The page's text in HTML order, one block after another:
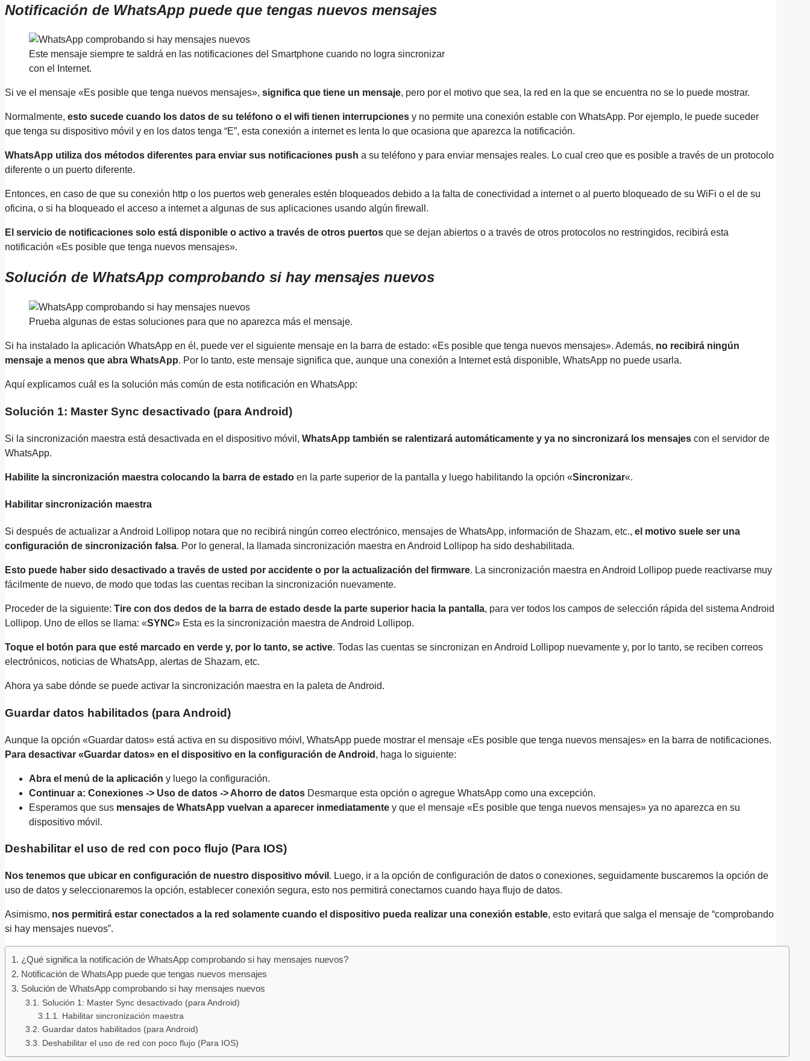
Notificación de WhatsApp puede que tengas nuevos mensajes
Este mensaje siempre te saldrá en las notificaciones del Smartphone cuando no logra sincronizar
con el Internet.
Si ve el mensaje «Es posible que tenga nuevos mensajes», significa que tiene un mensaje, pero por el motivo que sea, la red en la que se encuentra no se lo puede mostrar.
Normalmente, esto sucede cuando los datos de su teléfono o el wifi tienen interrupciones y no permite una conexión estable con WhatsApp. Por ejemplo, le puede suceder
que tenga su dispositivo móvil y en los datos tenga “E”, esta conexión a internet es lenta lo que ocasiona que aparezca la notificación.
WhatsApp utiliza dos métodos diferentes para enviar sus notificaciones push a su teléfono y para enviar mensajes reales. Lo cual creo que es posible a través de un protocolo
diferente o un puerto diferente.
Entonces, en caso de que su conexión http o los puertos web generales estén bloqueados debido a la falta de conectividad a internet o al puerto bloqueado de su WiFi o el de su
oficina, o si ha bloqueado el acceso a internet a algunas de sus aplicaciones usando algún firewall.
El servicio de notificaciones solo está disponible o activo a través de otros puertos que se dejan abiertos o a través de otros protocolos no restringidos, recibirá esta
notificación «Es posible que tenga nuevos mensajes».
Solución de WhatsApp comprobando si hay mensajes nuevos
Prueba algunas de estas soluciones para que no aparezca más el mensaje.
Si ha instalado la aplicación WhatsApp en él, puede ver el siguiente mensaje en la barra de estado: «Es posible que tenga nuevos mensajes». Además, no recibirá ningún
mensaje a menos que abra WhatsApp. Por lo tanto, este mensaje significa que, aunque una conexión a Internet está disponible, WhatsApp no ​​puede usarla.
Aquí explicamos cuál es la solución más común de esta notificación en WhatsApp:
Solución 1: Master Sync desactivado (para Android)
Si la sincronización maestra está desactivada en el dispositivo móvil, WhatsApp también se ralentizará automáticamente y ya no sincronizará los mensajes con el servidor de
WhatsApp.
Habilite la sincronización maestra colocando la barra de estado en la parte superior de la pantalla y luego habilitando la opción «Sincronizar«.
Habilitar sincronización maestra
Si después de actualizar a Android Lollipop notara que no recibirá ningún correo electrónico, mensajes de WhatsApp, información de Shazam, etc., el motivo suele ser una
configuración de sincronización falsa. Por lo general, la llamada sincronización maestra en Android Lollipop ha sido deshabilitada.
Esto puede haber sido desactivado a través de usted por accidente o por la actualización del firmware. La sincronización maestra en Android Lollipop puede reactivarse muy
fácilmente de nuevo, de modo que todas las cuentas reciban la sincronización nuevamente.
Proceder de la siguiente: Tire con dos dedos de la barra de estado desde la parte superior hacia la pantalla, para ver todos los campos de selección rápida del sistema Android
Lollipop. Uno de ellos se llama: «SYNC» Esta es la sincronización maestra de Android Lollipop.
Toque el botón para que esté marcado en verde y, por lo tanto, se active. Todas las cuentas se sincronizan en Android Lollipop nuevamente y, por lo tanto, se reciben correos
electrónicos, noticias de WhatsApp, alertas de Shazam, etc.
Ahora ya sabe dónde se puede activar la sincronización maestra en la paleta de Android.
Guardar datos habilitados (para Android)
Aunque la opción «Guardar datos» está activa en su dispositivo móivl, WhatsApp puede mostrar el mensaje «Es posible que tenga nuevos mensajes» en la barra de notificaciones.
Para desactivar «Guardar datos» en el dispositivo en la configuración de Android , haga lo siguiente:
Abra el menú de la aplicación y luego la configuración.
Continuar a: Conexiones -> Uso de datos -> Ahorro de datos Desmarque esta opción o agregue WhatsApp como una excepción.
Esperamos que sus mensajes de WhatsApp vuelvan a aparecer inmediatamente y que el mensaje «Es posible que tenga nuevos mensajes» ya no aparezca en su
dispositivo móvil.
Deshabilitar el uso de red con poco flujo (Para IOS)
Nos tenemos que ubicar en configuración de nuestro dispositivo móvil . Luego, ir a la opción de configuración de datos o conexiones, seguidamente buscaremos la opción de
uso de datos y seleccionaremos la opción, establecer conexión segura, esto nos permitirá conectarnos cuando haya flujo de datos.
Asimismo, nos permitirá estar conectados a la red solamente cuando el dispositivo pueda realizar una conexión estable, esto evitará que salga el mensaje de “comprobando
si hay mensajes nuevos”.
¿Qué significa la notificación de WhatsApp comprobando si hay mensajes nuevos?
Notificación de WhatsApp puede que tengas nuevos mensajes
Solución de WhatsApp comprobando si hay mensajes nuevos
Solución 1: Master Sync desactivado (para Android)
Habilitar sincronización maestra
Guardar datos habilitados (para Android)
Deshabilitar el uso de red con poco flujo (Para IOS)